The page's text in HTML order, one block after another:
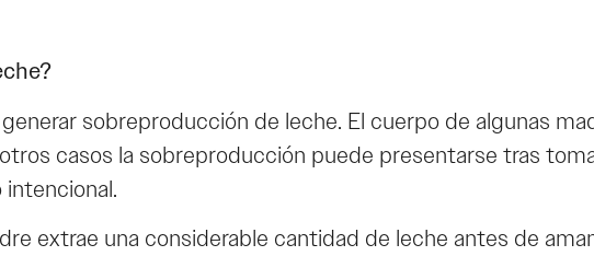
sobreproducción de leche. El cuerpo de algunas
casos la sobreproducción puede presentarse tras
extrae una considerable cantidad de leche antes de